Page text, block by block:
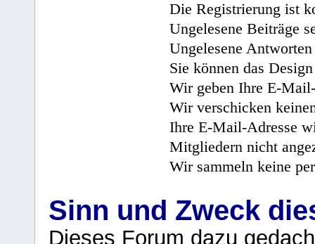
Die Registrierung ist
Ungelesene Beiträge
Ungelesene
Sie können das
Wir geben Ihre E-
Wir verschicken
Ihre E-Mail-Adresse
Mitgliedern nicht
Wir sammeln keine
Sinn und Zweck
Dieses Forum dazu